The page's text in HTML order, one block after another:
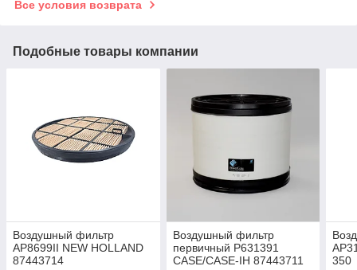
Все условия возврата
Подобные товары компании
Воздушный фильтр
AP8699II NEW HOLLAND
87443714
Воздушный фильтр
первичный P631391
CASE/CASE-IH 87443711
350